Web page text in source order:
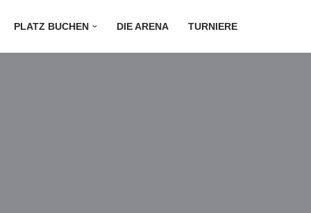
PLATZ BUCHEN DIE ARENA TURNIERE